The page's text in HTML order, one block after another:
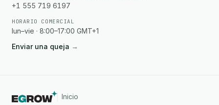
+1 555 719 6197
HORARIO COMERCIAL
lun–vie · 8:00–17:00 GMT+1
Enviar una queja →
Inicio